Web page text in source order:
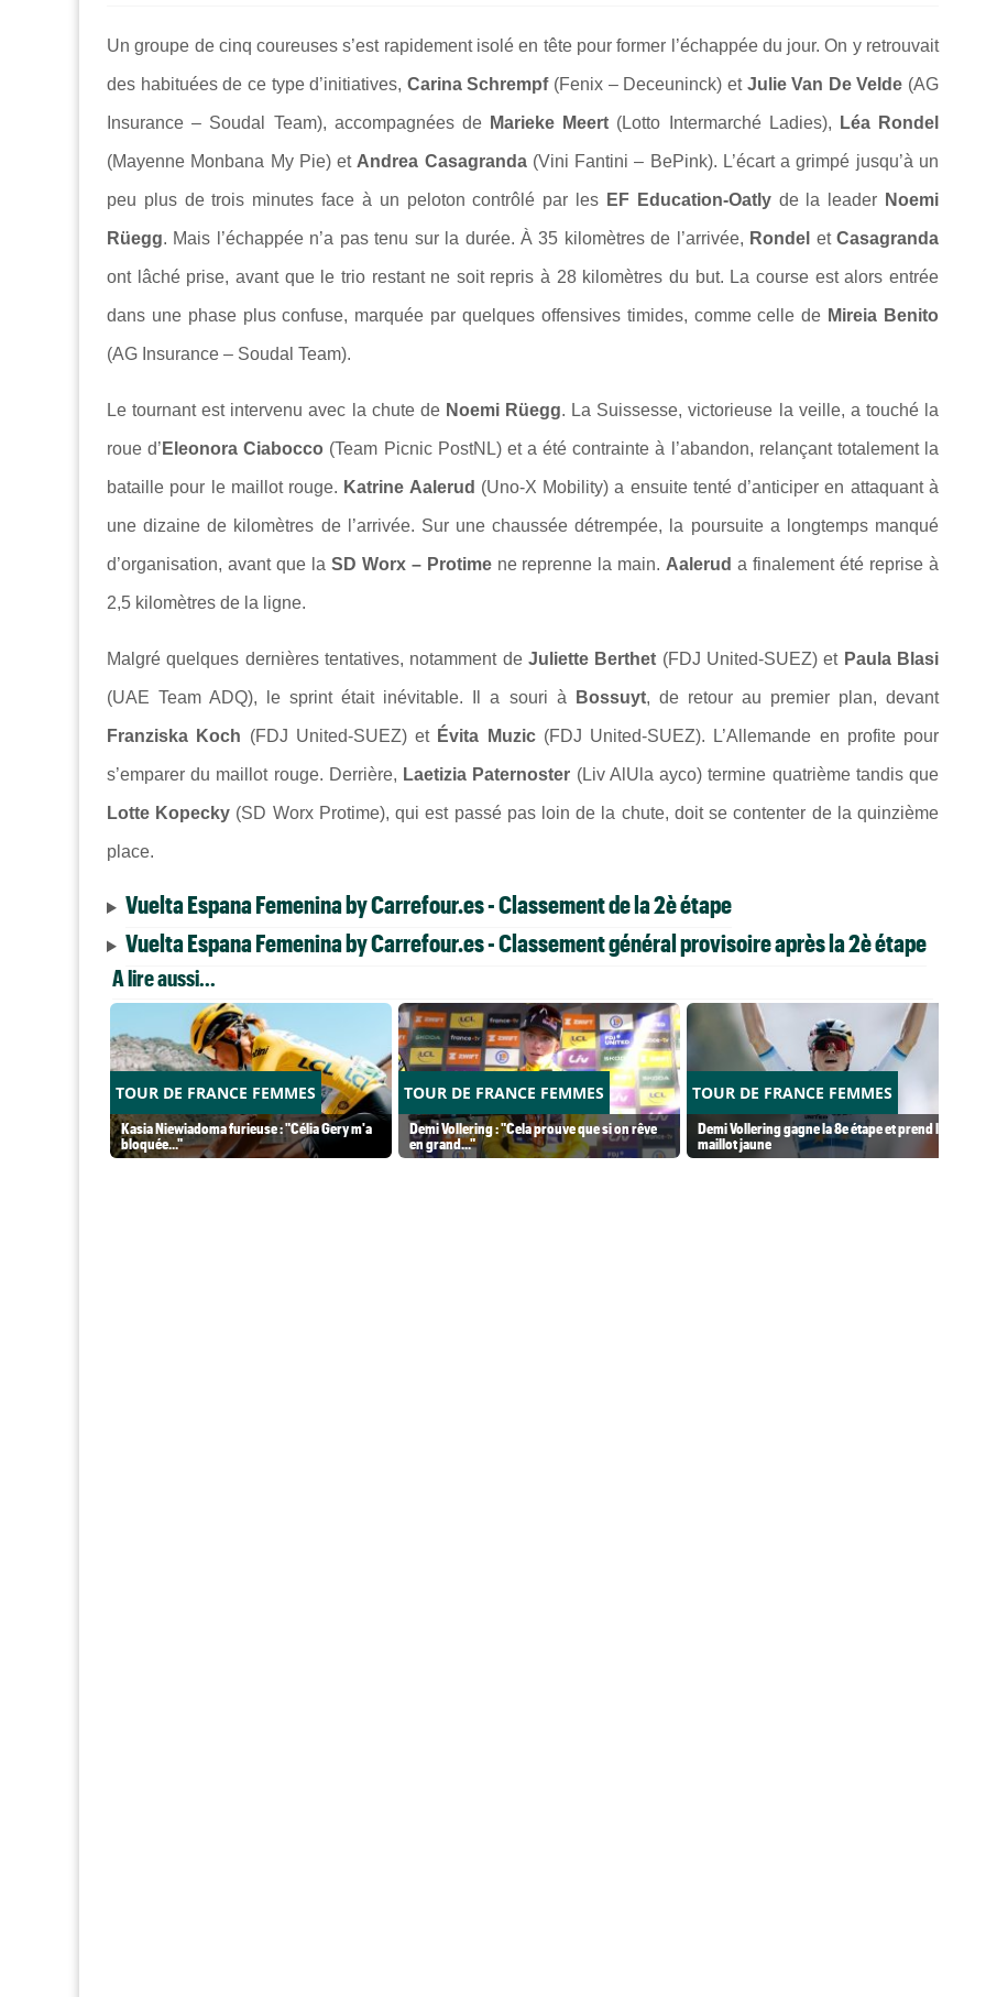
Un groupe de cinq coureuses s’est rapidement isolé en tête pour former l’échappée du jour. On y retrouvait
des habituées de ce type d’initiatives, Carina Schrempf (Fenix – Deceuninck) et Julie Van De Velde (AG
Insurance – Soudal Team), accompagnées de Marieke Meert (Lotto Intermarché Ladies), Léa Rondel
(Mayenne Monbana My Pie) et Andrea Casagranda(Vini Fantini – BePink). L’écart a grimpé jusqu’à un
peu plus de trois minutes face à un peloton contrôlé par les EF Education-Oatlyde la leader Noemi
Rüegg. Mais l’échappée n’a pas tenu sur la durée. À 35 kilomètres de l’arrivée, Rondel et Casagranda
ont lâché prise, avant que le trio restant ne soit repris à 28 kilomètres du but. La course est alors entrée
dans une phase plus confuse, marquée par quelques offensives timides, comme celle de Mireia Benito
(AG Insurance – Soudal Team).
Le tournant est intervenu avec la chute deNoemi Rüegg. La Suissesse, victorieuse la veille, a touché la
roue d’ Eleonora Ciabocco (Team Picnic PostNL) et a été contrainte à l’abandon, relançant totalement la
bataille pour le maillot rouge. Katrine Aalerud (Uno-X Mobility) a ensuite tenté d’anticiper en attaquant à
une dizaine de kilomètres de l’arrivée. Sur une chaussée détrempée, la poursuite a longtemps manqué
d’organisation, avant que la SD Worx – Protime ne reprenne la main. Aaleruda finalement été reprise à
2,5 kilomètres de la ligne.
Malgré quelques dernières tentatives, notamment de Juliette Berthet (FDJ United-SUEZ) etPaula Blasi
(UAE Team ADQ), le sprint était inévitable. Il a souri à Bossuyt, de retour au premier plan, devant
Franziska Koch (FDJ United-SUEZ) et Évita Muzic(FDJ United-SUEZ). L’Allemande en profite pour
s’emparer du maillot rouge. Derrière, Laetizia Paternoster (Liv AlUla ayco) termine quatrième tandis que
Lotte Kopecky (SD Worx Protime), qui est passé pas loin de la chute, doit se contenter de la quinzième
place.
Vuelta Espana Femenina by Carrefour.es - Classement de la 2è étape
Vuelta Espana Femenina by Carrefour.es - Classement général provisoire après la 2è étape
A lire aussi...
TOUR DE FRANCE FEMMES
Kasia Niewiadoma furieuse : "Célia Gery m'a
bloquée..."
TOUR DE FRANCE FEMMES
Demi Vollering : "Cela prouve que si on rêve
en grand..."
TOUR DE FRANCE FEMMES
Demi Vollering gagne la 8e étape et prend le
maillot jaune